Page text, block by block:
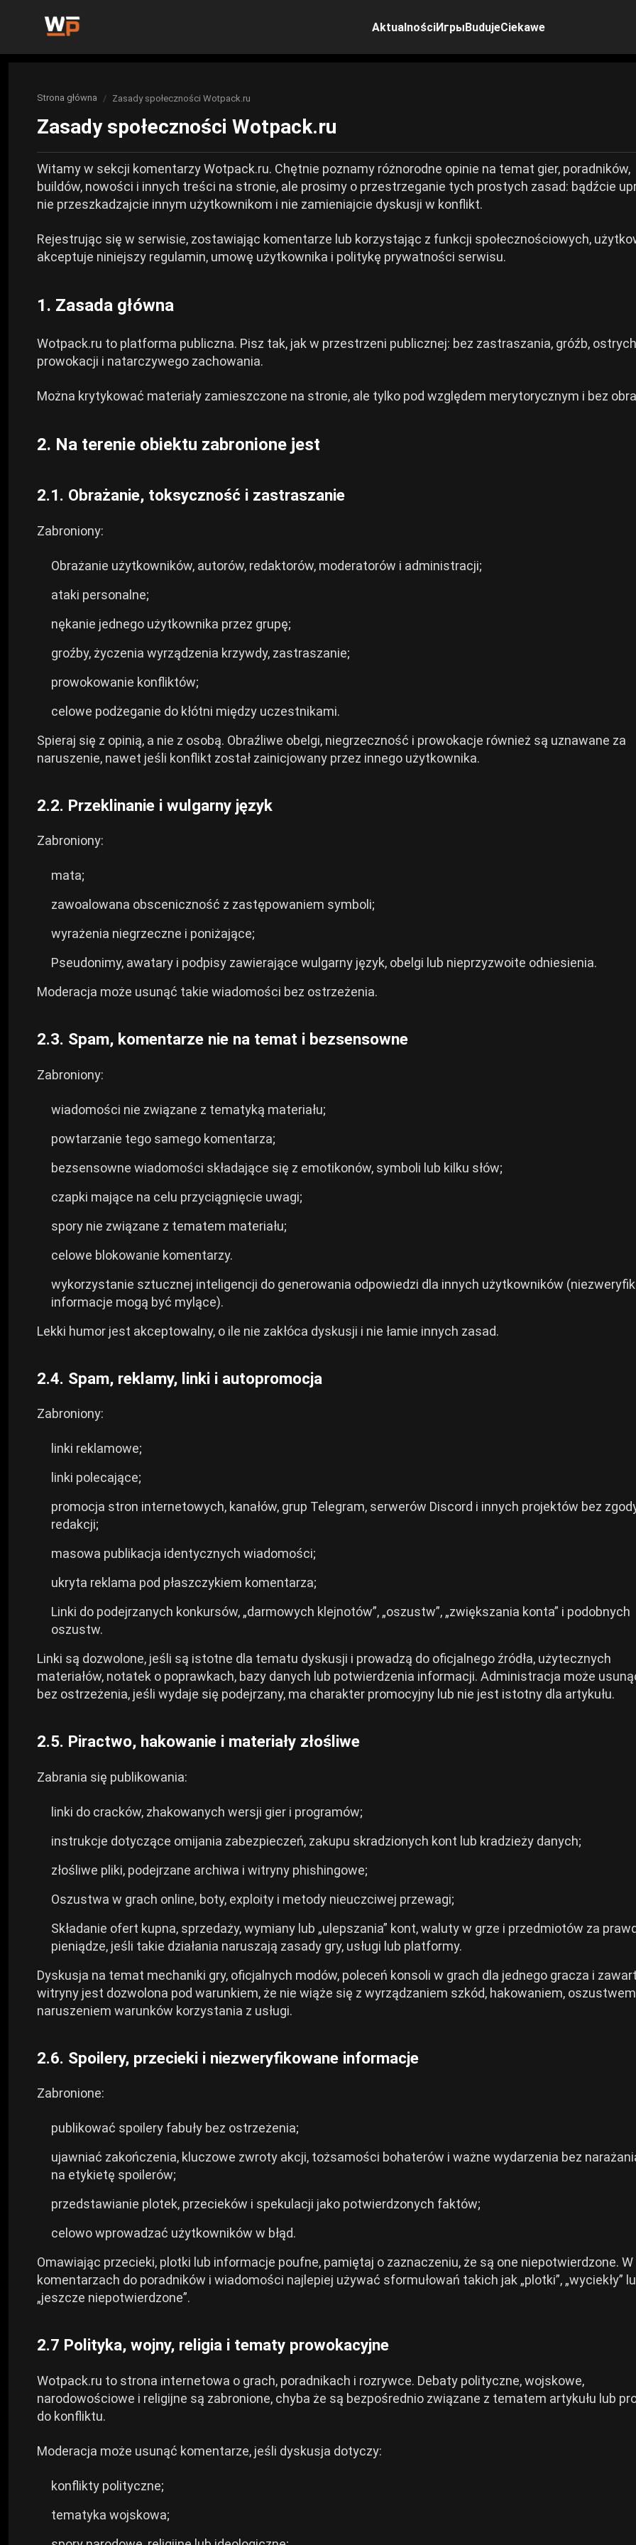
AktualnościИгрыBudujeCiekawe
Wiadomości o wpływie Genshin
Aktualności Honkai: Star Rail
Zenless Strefa Zero Aktualności
Genshin Impact
Honkai: Star Rail
Rycerze: Endfield
Karmazynowa Pustynia
Strefa Zero Zen
Kingdom Come: Wyzwolenie 2
Path of Exile 2
Wichrowe Fale
Hogwarts Legacy
Wszystkie gry
Kompilacje Genshin Impact
Honkai: Konstrukcje Star Rail
Konstrukcje Zenless Zone Zero
Budowanie od Neverness do Everness
Arknights: Endfield Builds
Konstrukcje Wichrowych Fal
Konstrukcje Cyberpunka 2077
Ciekawe
Opinie
Anime
Jesteś tu:
Strona główna Zasady społeczności Wotpack.ru
Zasady społeczności Wotpack.ru
Witamy w sekcji komentarzy Wotpack.ru. Chętnie poznamy różnorodne opinie na temat gier, poradników,
buildów, nowości i innych treści na stronie, ale prosimy o przestrzeganie tych prostych zasad: bądźcie
nie przeszkadzajcie innym użytkownikom i nie zamieniajcie dyskusji w konflikt.
Rejestrując się w serwisie, zostawiając komentarze lub korzystając z funkcji społecznościowych,
akceptuje niniejszy regulamin, umowę użytkownika i politykę prywatności serwisu.
1. Zasada główna
Wotpack.ru to platforma publiczna. Pisz tak, jak w przestrzeni publicznej: bez zastraszania, gróźb,
prowokacji i natarczywego zachowania.
Można krytykować materiały zamieszczone na stronie, ale tylko pod względem merytorycznym i bez
2. Na terenie obiektu zabronione jest
2.1. Obrażanie, toksyczność i zastraszanie
Zabroniony:
Obrażanie użytkowników, autorów, redaktorów, moderatorów i administracji;
ataki personalne;
nękanie jednego użytkownika przez grupę;
groźby, życzenia wyrządzenia krzywdy, zastraszanie;
prowokowanie konfliktów;
celowe podżeganie do kłótni między uczestnikami.
Spieraj się z opinią, a nie z osobą. Obraźliwe obelgi, niegrzeczność i prowokacje również są uznawane za
naruszenie, nawet jeśli konflikt został zainicjowany przez innego użytkownika.
2.2. Przeklinanie i wulgarny język
Zabroniony:
mata;
zawoalowana obsceniczność z zastępowaniem symboli;
wyrażenia niegrzeczne i poniżające;
Pseudonimy, awatary i podpisy zawierające wulgarny język, obelgi lub nieprzyzwoite odniesienia.
Moderacja może usunąć takie wiadomości bez ostrzeżenia.
2.3. Spam, komentarze nie na temat i bezsensowne
Zabroniony:
wiadomości nie związane z tematyką materiału;
powtarzanie tego samego komentarza;
bezsensowne wiadomości składające się z emotikonów, symboli lub kilku słów;
czapki mające na celu przyciągnięcie uwagi;
spory nie związane z tematem materiału;
celowe blokowanie komentarzy.
wykorzystanie sztucznej inteligencji do generowania odpowiedzi dla innych użytkowników
informacje mogą być mylące).
Lekki humor jest akceptowalny, o ile nie zakłóca dyskusji i nie łamie innych zasad.
2.4. Spam, reklamy, linki i autopromocja
Zabroniony:
linki reklamowe;
linki polecające;
promocja stron internetowych, kanałów, grup Telegram, serwerów Discord i innych projektów bez
redakcji;
masowa publikacja identycznych wiadomości;
ukryta reklama pod płaszczykiem komentarza;
Linki do podejrzanych konkursów, „darmowych klejnotów”, „oszustw”, „zwiększania konta” i podobnych
oszustw.
Linki są dozwolone, jeśli są istotne dla tematu dyskusji i prowadzą do oficjalnego źródła, użytecznych
materiałów, notatek o poprawkach, bazy danych lub potwierdzenia informacji. Administracja może
bez ostrzeżenia, jeśli wydaje się podejrzany, ma charakter promocyjny lub nie jest istotny dla artykułu.
2.5. Piractwo, hakowanie i materiały złośliwe
Zabrania się publikowania:
linki do cracków, zhakowanych wersji gier i programów;
instrukcje dotyczące omijania zabezpieczeń, zakupu skradzionych kont lub kradzieży danych;
złośliwe pliki, podejrzane archiwa i witryny phishingowe;
Oszustwa w grach online, boty, exploity i metody nieuczciwej przewagi;
Składanie ofert kupna, sprzedaży, wymiany lub „ulepszania” kont, waluty w grze i przedmiotów za
pieniądze, jeśli takie działania naruszają zasady gry, usługi lub platformy.
Dyskusja na temat mechaniki gry, oficjalnych modów, poleceń konsoli w grach dla jednego gracza i
witryny jest dozwolona pod warunkiem, że nie wiąże się z wyrządzaniem szkód, hakowaniem,
naruszeniem warunków korzystania z usługi.
2.6. Spoilery, przecieki i niezweryfikowane informacje
Zabronione:
publikować spoilery fabuły bez ostrzeżenia;
ujawniać zakończenia, kluczowe zwroty akcji, tożsamości bohaterów i ważne wydarzenia bez
na etykietę spoilerów;
przedstawianie plotek, przecieków i spekulacji jako potwierdzonych faktów;
celowo wprowadzać użytkowników w błąd.
Omawiając przecieki, plotki lub informacje poufne, pamiętaj o zaznaczeniu, że są one niepotwierdzone. W
komentarzach do poradników i wiadomości najlepiej używać sformułowań takich jak „plotki”, „wyciekły”
„jeszcze niepotwierdzone”.
2.7 Polityka, wojny, religia i tematy prowokacyjne
Wotpack.ru to strona internetowa o grach, poradnikach i rozrywce. Debaty polityczne, wojskowe,
narodowościowe i religijne są zabronione, chyba że są bezpośrednio związane z tematem artykułu lub
do konfliktu.
Moderacja może usunąć komentarze, jeśli dyskusja dotyczy:
konflikty polityczne;
tematyka wojskowa;